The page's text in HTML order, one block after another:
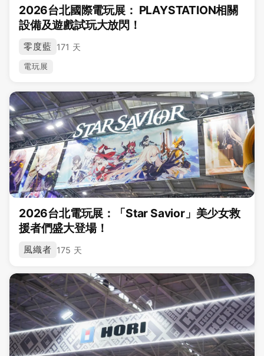
2026台北國際電玩展： PLAYSTATION相關
設備及遊戲試玩大放閃！
零度藍 171 天
電玩展
2026台北電玩展：「Star Savior」美少女救
援者們盛大登場！
風織者 175 天